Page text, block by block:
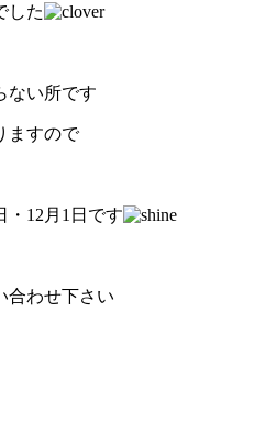
した
ない所です
ますので
・12月1日です
合わせ下さい